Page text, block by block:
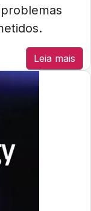
Leia mais